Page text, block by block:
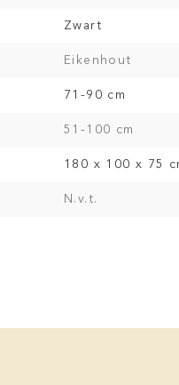
Zwart
Eikenhout
71-90 cm
51-100 cm
180 x 100 x 75
N.v.t.